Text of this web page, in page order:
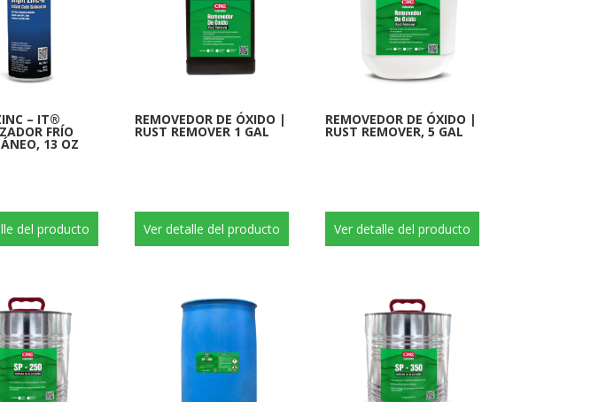
– IT®
FRÍO
13 OZ
del producto
REMOVEDOR DE ÓXIDO |
RUST REMOVER 1 GAL
Ver detalle del producto
REMOVEDOR DE ÓXIDO |
RUST REMOVER, 5 GAL
Ver detalle del producto